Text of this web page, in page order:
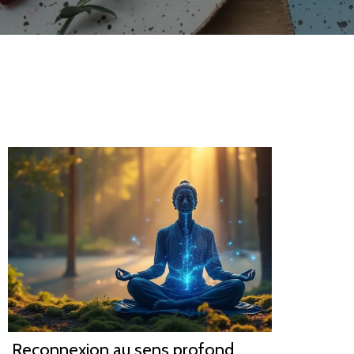
Reconnexion au sens profond